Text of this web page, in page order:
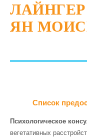
ЛАЙНГЕР
ЯН
Список
Психологическое
вегетативных